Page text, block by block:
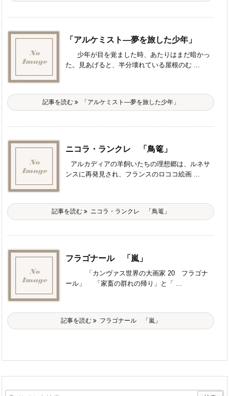
「アルケミスト―夢を旅した少年」
少年が目を覚ました時、あたりはまだ暗かっ
た。見あげると、半分壊れている屋根のむ ...
記事を読む 「アルケミスト―夢を旅した少年」
ニコラ・ランクレ 「鳥篭」
アルカディアの羊飼いたちの理想郷は、ルネサ
ンスに再発見され、フランスのロココ絵画 ...
記事を読む ニコラ・ランクレ 「鳥篭」
フラゴナール 「嵐」
「カンヴァス世界の大画家 20 フラゴナ
ール」 「家畜の群れの帰り」と「 ...
記事を読む フラゴナール 「嵐」